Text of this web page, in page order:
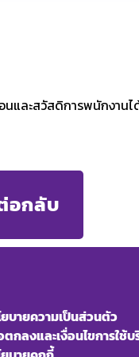
นและสวัสดิการพนักงานไ
อกลับ
บายความเป็นส่วนตัว
กลงและเงื่อนไขการใช้บ